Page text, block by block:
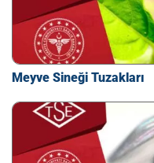
Meyve Sineği Tuzakları